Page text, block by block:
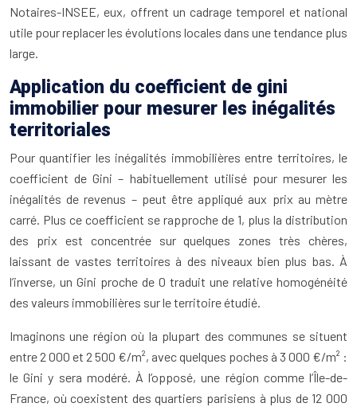
Notaires-INSEE, eux, offrent un cadrage temporel et national
utile pour replacer les évolutions locales dans une tendance plus
large.
Application du coefficient de gini
immobilier pour mesurer les inégalités
territoriales
Pour quantifier les inégalités immobilières entre territoires, le
coefficient de Gini – habituellement utilisé pour mesurer les
inégalités de revenus – peut être appliqué aux prix au mètre
carré. Plus ce coefficient se rapproche de 1, plus la distribution
des prix est concentrée sur quelques zones très chères,
laissant de vastes territoires à des niveaux bien plus bas. À
l’inverse, un Gini proche de 0 traduit une relative homogénéité
des valeurs immobilières sur le territoire étudié.
Imaginons une région où la plupart des communes se situent
entre 2 000 et 2 500 €/m², avec quelques poches à 3 000 €/m² :
le Gini y sera modéré. À l’opposé, une région comme l’Île-de-
France, où coexistent des quartiers parisiens à plus de 12 000